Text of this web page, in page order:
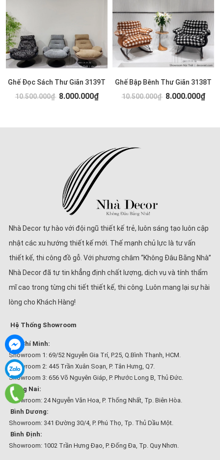
Ghế Đọc Sách Thư Giãn 3139T
10.500.000₫ 8.000.000₫
Ghế Bập Bênh Thư Giãn 3138T
10.500.000₫ 8.000.000₫
Nhà Decor tự hào với đội ngũ thiết kế trẻ, luôn sáng tạo luôn cập
nhật các xu hướng thiết kế mới. Thế mạnh chủ lực là tư vấn
thiết kế, thi công đồ gỗ. Với phương châm “Không Đâu Bằng Nhà”
Nhà Decor đã tự tin khẳng định chất lượng, dịch vụ và tính thẩm
mĩ cao trong từng chi tiết thiết kế, thi công. Luôn mang lại sự hài
lòng cho Khách Hàng!
Hệ Thống Showroom
Hồ Chí Minh:
Showroom 1: 69/52 Nguyễn Gia Trí, P.25, Q.Bình Thạnh, HCM.
Showroom 2: 445 Trần Xuân Soạn, P. Tân Hưng, Q7.
Showroom 3: 656 Võ Nguyên Giáp, P. Phước Long B, Thủ Đức.
Đồng Nai:
Showroom: 24 Nguyễn Văn Hoa, P. Thống Nhất, Tp. Biên Hòa.
Bình Dương:
Showroom: 341 Đường 30/4, P. Phú Thọ, Tp. Thủ Dầu Một.
Bình Định:
Showroom: 1002 Trần Hưng Đạo, P. Đống Đa, Tp. Quy Nhơn.